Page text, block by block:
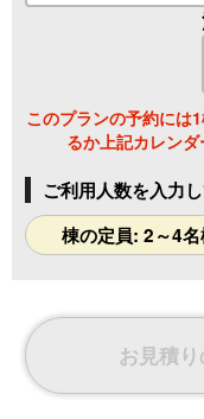
室内㎡：約40㎡
このプランの予約には
るか上記カレン
ご利用人数を入力し
棟の定員: 2～4
お見積